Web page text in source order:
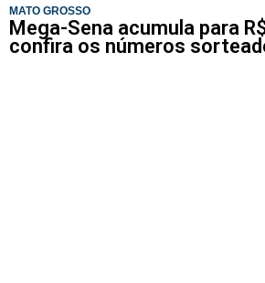
MATO GROSSO
Mega-Sena acumula para
confira os números